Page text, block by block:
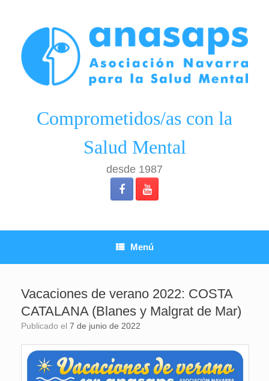
Comprometidos/as con la
Salud Mental
desde 1987
Menú
Vacaciones de verano 2022: COSTA
CATALANA (Blanes y Malgrat de Mar)
Publicado el 7 de junio de 2022